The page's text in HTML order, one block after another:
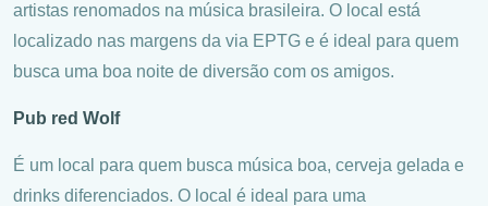
artistas renomados na música brasileira. O local está
localizado nas margens da via EPTG e é ideal para quem
busca uma boa noite de diversão com os amigos.
Pub red Wolf
É um local para quem busca música boa, cerveja gelada e
drinks diferenciados. O local é ideal para uma